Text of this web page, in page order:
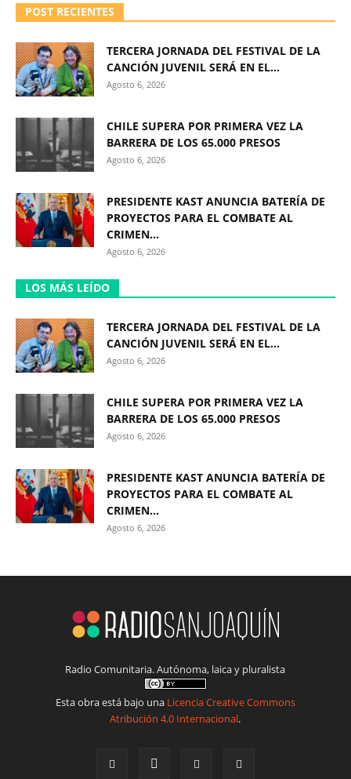
POST RECIENTES
TERCERA JORNADA DEL FESTIVAL DE LA
CANCIÓN JUVENIL SERÁ EN EL...
Agosto 6, 2026
CHILE SUPERA POR PRIMERA VEZ LA
BARRERA DE LOS 65.000 PRESOS
Agosto 6, 2026
PRESIDENTE KAST ANUNCIA BATERÍA DE
PROYECTOS PARA EL COMBATE AL
CRIMEN...
Agosto 6, 2026
LOS MÁS LEÍDO
TERCERA JORNADA DEL FESTIVAL DE LA
CANCIÓN JUVENIL SERÁ EN EL...
Agosto 6, 2026
CHILE SUPERA POR PRIMERA VEZ LA
BARRERA DE LOS 65.000 PRESOS
Agosto 6, 2026
PRESIDENTE KAST ANUNCIA BATERÍA DE
PROYECTOS PARA EL COMBATE AL
CRIMEN...
Agosto 6, 2026
Radio Comunitaria. Autónoma, laica y pluralista
Esta obra está bajo una Licencia Creative Commons
Atribución 4.0 Internacional.